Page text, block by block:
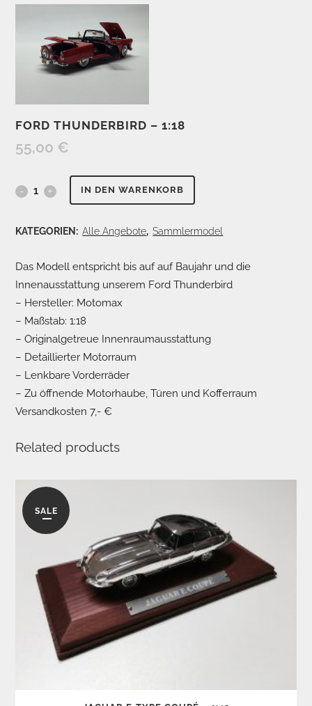
FORD THUNDERBIRD – 1:18
55,00 €
Ford
1:18
IN DEN WARENKORB
KATEGORIEN: Alle Angebote, Sammlermodel
Das Modell entspricht bis auf auf Baujahr und die
Innenausstattung unserem Ford Thunderbird
– Hersteller: Motomax
– Maßstab: 1:18
– Originalgetreue Innenraumausstattung
– Detaillierter Motorraum
– Lenkbare Vorderräder
– Zu öffnende Motorhaube, Türen und Kofferraum
Versandkosten 7,- €
Related products
SALE